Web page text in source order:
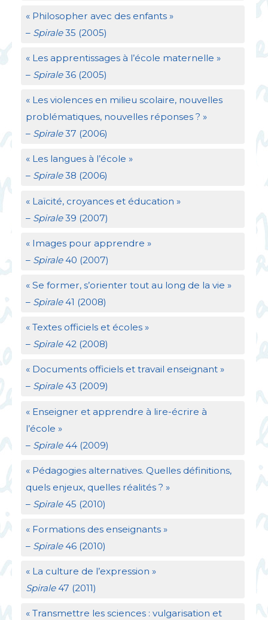
« Philosopher avec des enfants »
– Spirale35 (2005)
« Les apprentissages à l’école maternelle »
– Spirale36 (2005)
« Les violences en milieu scolaire, nouvelles
problématiques, nouvelles réponses ? »
– Spirale37 (2006)
« Les langues à l’école »
– Spirale38 (2006)
« Laïcité, croyances et éducation »
– Spirale39 (2007)
« Images pour apprendre »
– Spirale40 (2007)
« Se former, s’orienter tout au long de la vie »
– Spirale41 (2008)
« Textes officiels et écoles »
– Spirale42 (2008)
« Documents officiels et travail enseignant »
– Spirale43 (2009)
« Enseigner et apprendre à lire-écrire à
l’école »
– Spirale44 (2009)
« Pédagogies alternatives. Quelles définitions,
quels enjeux, quelles réalités ? »
– Spirale45 (2010)
« Formations des enseignants »
– Spirale46 (2010)
« La culture de l’expression »
Spirale47 (2011)
« Transmettre les sciences : vulgarisation et